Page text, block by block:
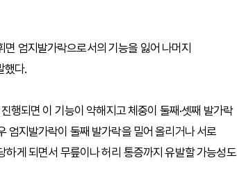
엄지발가락으로서의 기능을 잃어 나머지
했다.
행되면 이 기능이 약해지고 체중이 둘째·셋째 발가락
엄지발가락이 둘째 발가락을 밀어 올리거나 서로
게 되면서 무릎이나 허리 통증까지 유발할 가능성도